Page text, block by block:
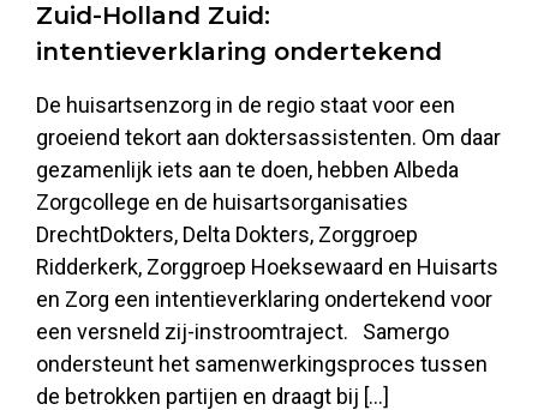
Zuid-Holland Zuid:
intentieverklaring ondertekend
De huisartsenzorg in de regio staat voor een
groeiend tekort aan doktersassistenten. Om daar
gezamenlijk iets aan te doen, hebben Albeda
Zorgcollege en de huisartsorganisaties
DrechtDokters, Delta Dokters, Zorggroep
Ridderkerk, Zorggroep Hoeksewaard en Huisarts
en Zorg een intentieverklaring ondertekend voor
een versneld zij-instroomtraject. Samergo
ondersteunt het samenwerkingsproces tussen
de betrokken partijen en draagt bij […]